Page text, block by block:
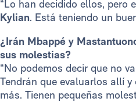
“Lo han decidido ellos, pero
Kylian. Está teniendo un
¿Irán Mbappé y
sus molestias?
“No podemos decir que no
Tendrán que evaluarlos allí y
más. Tienen pequeñas